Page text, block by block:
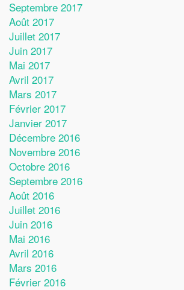
Septembre 2017
Août 2017
Juillet 2017
Juin 2017
Mai 2017
Avril 2017
Mars 2017
Février 2017
Janvier 2017
Décembre 2016
Novembre 2016
Octobre 2016
Septembre 2016
Août 2016
Juillet 2016
Juin 2016
Mai 2016
Avril 2016
Mars 2016
Février 2016